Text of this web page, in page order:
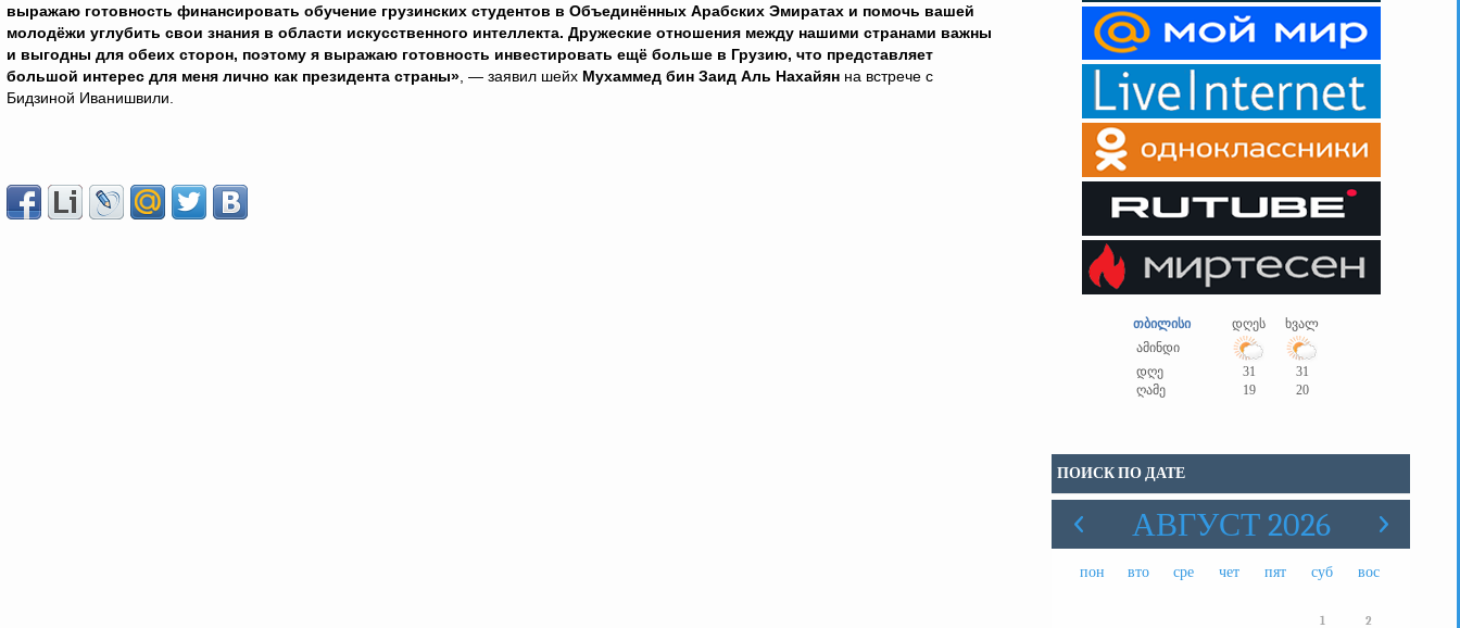
выражаю готовность финансировать обучение грузинских студентов в Объединённых Арабских Эмиратах и ​​помочь вашей
молодёжи углубить свои знания в области искусственного интеллекта. Дружеские отношения между нашими странами важны
и выгодны для обеих сторон, поэтому я выражаю готовность инвестировать ещё больше в Грузию, что представляет
большой интерес для меня лично как президента страны» , — заявил шейх Мухаммед бин Заид Аль Нахайян на встрече с
Бидзиной Иванишвили.
თბილისი დღეს
ხვალ
ამინდი
დღე
31
31
ღამე
19 20
ПОИСК ПО ДАТЕ
АВГУСТ 2026
пон вто сре чет пят суб вос
1 2